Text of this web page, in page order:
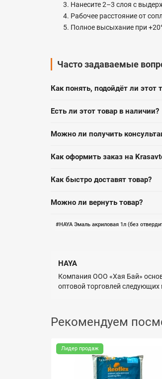
Нанесите 2–3 слоя с
Рабочее расстояние от
Полное высыхание при
Часто задаваемые
Как понять, подойдёт ли этот
Есть ли этот товар в наличии?
Можно ли получить
Как оформить заказ на
Как быстро доставят товар?
Можно ли вернуть товар?
HAYA Эмаль акриловая 1л (без
HAYA
Компания ООО «Хая Бай»
оптовой торговлей
Рекомендуем
Лидер продаж